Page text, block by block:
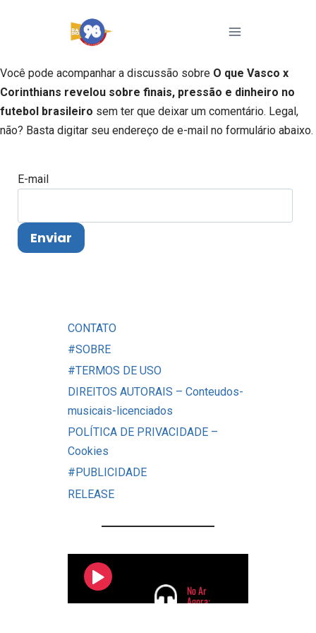
Conteúdo
Você pode acompanhar a discussão sobre O que Vasco x
Corinthians revelou sobre finais, pressão e dinheiro no
futebol brasileiro sem ter que deixar um comentário. Legal,
não? Basta digitar seu endereço de e-mail no formulário abaixo.
E-mail
CONTATO
#SOBRE
#TERMOS DE USO
DIREITOS AUTORAIS – Conteudos-
musicais-licenciados
POLÍTICA DE PRIVACIDADE –
Cookies
#PUBLICIDADE
RELEASE